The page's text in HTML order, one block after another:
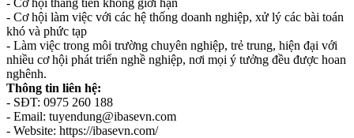
- Cơ hội làm việc với các hệ thống doanh nghiệp, xử lý các bài toán
khó và phức tạp
- Làm việc trong môi trường chuyên nghiệp, trẻ trung, hiện đại với
nhiều cơ hội phát triển nghề nghiệp, nơi mọi ý tưởng đều được hoan
nghênh.
Thông tin liên hệ:
- SĐT: 0975 260 188
- Email: tuyendung@ibasevn.com
- Website: https://ibasevn.com/